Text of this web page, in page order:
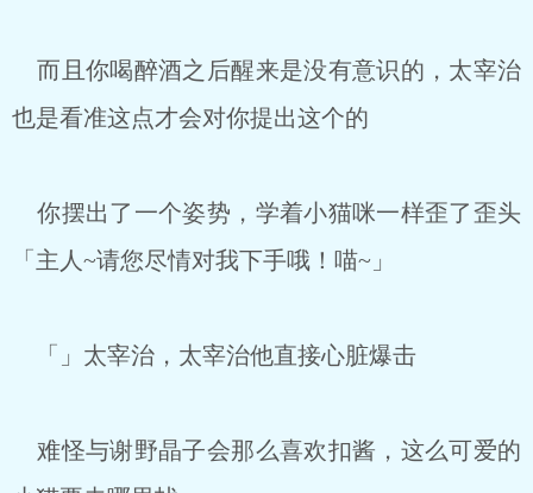
而且你喝醉酒之后醒来是没有意识的，太宰治
也是看准这点才会对你提出这个的
你摆出了一个姿势，学着小猫咪一样歪了歪头
「主人~请您尽情对我下手哦！喵~」
「」太宰治，太宰治他直接心脏爆击
难怪与谢野晶子会那么喜欢扣酱，这么可爱的